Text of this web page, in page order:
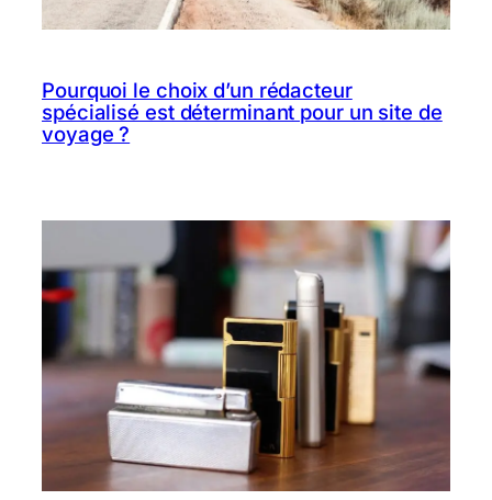
Pourquoi le choix d’un rédacteur
spécialisé est déterminant pour un site de
voyage ?